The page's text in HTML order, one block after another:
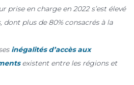
prise en charge en 2022 s’est élevé
dont plus de 80% consacrés à la
inégalités d’accès aux
existent entre les régions et